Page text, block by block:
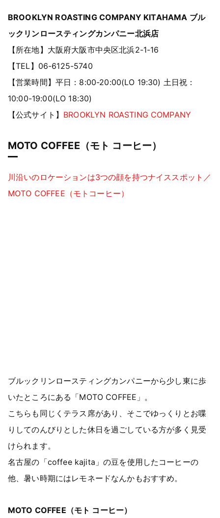
BROOKLYN ROASTING COMPANY KITAHAMA ブル
ックリンロースティングカンパニー北浜店
【所在地】大阪府大阪市中央区北浜2-1-16
【TEL】06-6125-5740
【営業時間】平日：8:00-20:00(LO 19:30) 土日祝：
10:00-19:00(LO 18:30)
【公式サイト】 BROOKLYN ROASTING COMPANY
MOTO COFFEE（モト コーヒー）
川沿いのロケーションは3つの顔を持つナイススポット／
MOTO COFFEE（モトコーヒー）
ブルックリンロースティングカンパニーから少し東に歩
いたところにある「MOTO COFFEE」。
こちらも同じくテラス席があり、そこでゆっくりとお喋
りしてのんびりとした休日を過ごしている方が多く見受
けられます。
名古屋の「coffee kajita」の豆を使用したコーヒーの
他、暑い時期にはレモネードなんかもおすすめ。
MOTO COFFEE（モト コーヒー）